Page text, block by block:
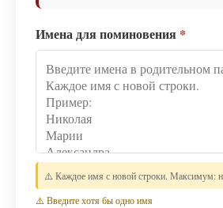
Имена для поминовения *
⚠️ Каждое имя с новой строки. Максимум:
⚠️ Введите хотя бы одно имя